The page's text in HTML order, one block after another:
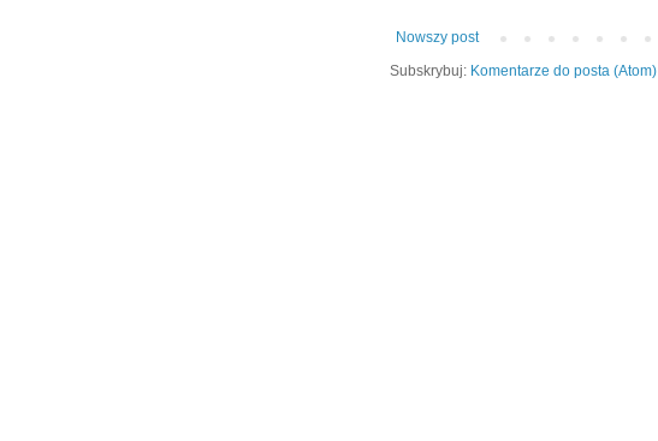
Nowszy post
Subskrybuj: Komentarze do posta (Atom)